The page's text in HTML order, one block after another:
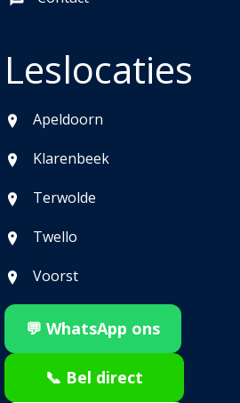
Leslocaties
Apeldoorn
Klarenbeek
Terwolde
Twello
Voorst
💬 WhatsApp ons
📞 Bel direct